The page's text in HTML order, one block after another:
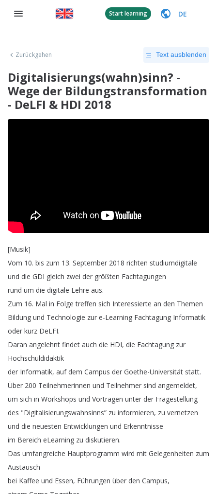
Start learning DE
Zurückgehen Text ausblenden
Digitalisierungs(wahn)sinn? -
Wege der Bildungstransformation
- DeLFI & HDI 2018
[Musik]
Vom 10. bis zum 13. September 2018 richten studiumdigitale
und die GDI gleich zwei der größten Fachtagungen
rund um die digitale Lehre aus.
Zum 16. Mal in Folge treffen sich Interessierte an den Themen
Bildung und Technologie zur e-Learning Fachtagung Informatik
oder kurz DeLFI.
Daran angelehnt findet auch die HDI, die Fachtagung zur
Hochschuldidaktik
der Informatik, auf dem Campus der Goethe-Universität statt.
Über 200 Teilnehmerinnen und Teilnehmer sind angemeldet,
um sich in Workshops und Vorträgen unter der Fragestellung
des "Digitalisierungswahnsinns” zu informieren, zu vernetzen
und die neuesten Entwicklungen und Erkenntnisse
im Bereich eLearning zu diskutieren.
Das umfangreiche Hauptprogramm wird mit Gelegenheiten zum
Austausch
bei Kaffee und Essen, Führungen über den Campus,